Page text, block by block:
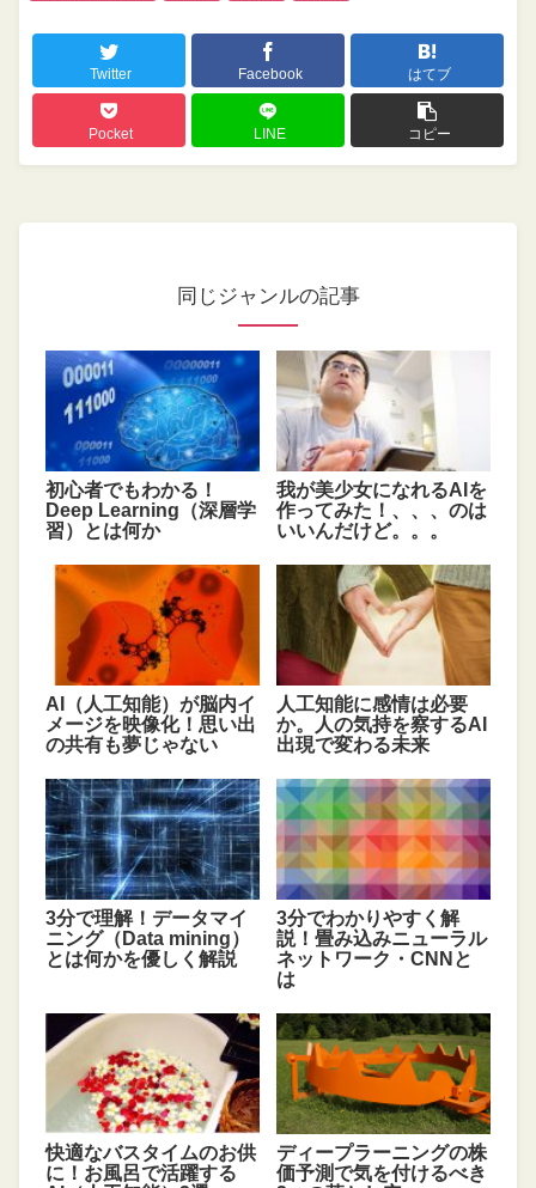
Twitter Facebook はてブ
Pocket LINE コピー
同じジャンルの記事
初心者でもわかる！
Deep Learning（深層学
習）とは何か
我が美少女になれるAIを
作ってみた！、、、のは
いいんだけど。。。
AI（人工知能）が脳内イ
メージを映像化！思い出
の共有も夢じゃない
人工知能に感情は必要
か。人の気持を察するAI
出現で変わる未来
3分で理解！データマイ
ニング（Data mining）
とは何かを優しく解説
3分でわかりやすく解
説！畳み込みニューラル
ネットワーク・CNNと
は
快適なバスタイムのお供
に！お風呂で活躍する
ディープラーニングの株
価予測で気を付けるべき